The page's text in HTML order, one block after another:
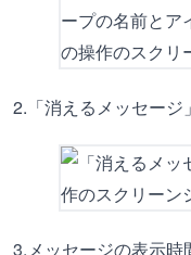
2.「消えるメッセージ
3.メッセージの表示時